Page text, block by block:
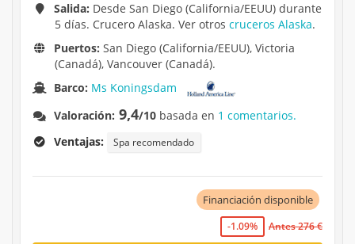
Salida: Desde San Diego (California/EEUU) durante
5 días. Crucero Alaska. Ver otros cruceros Alaska.
Puertos: San Diego (California/EEUU), Victoria
(Canadá), Vancouver (Canadá).
Barco: Ms Koningsdam
Valoración: 9,4/10 basada en 1 comentarios.
Ventajas:
Spa recomendado
Financiación disponible
-1.09% Antes 276 €